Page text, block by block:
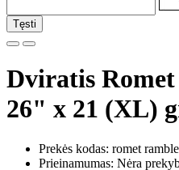
Tęsti
Dviratis
26" x 21 (XL)
Prekės kodas: romet
Prieinamumas: Nėra